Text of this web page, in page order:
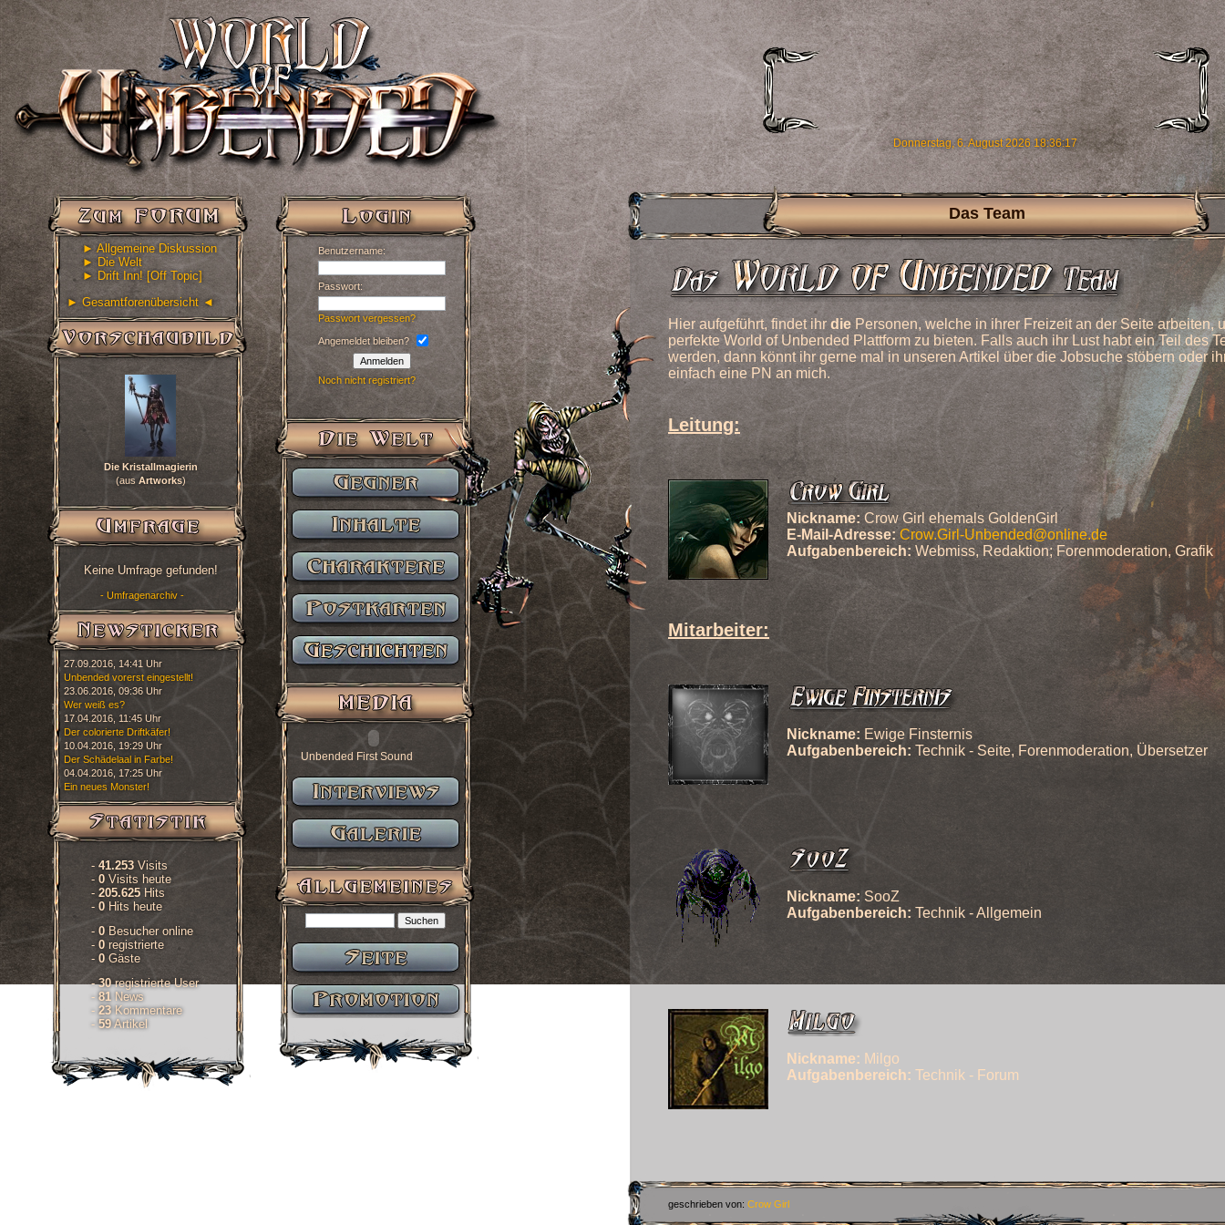
Donnerstag, 6. August 2026 18:36:18
► Allgemeine Diskussion
► Die Welt
► Drift Inn! [Off Topic]
► Gesamtforenübersicht ◄
Die Kristallmagierin
(aus Artworks)
Keine Umfrage gefunden!
- Umfragenarchiv -
27.09.2016, 14:41 Uhr
Unbended vorerst eingestellt!
23.06.2016, 09:36 Uhr
Wer weiß es?
17.04.2016, 11:45 Uhr
Der colorierte Driftkäfer!
10.04.2016, 19:29 Uhr
Der Schädelaal in Farbe!
04.04.2016, 17:25 Uhr
Ein neues Monster!
- 41.253 Visits
- 0 Visits heute
- 205.625 Hits
- 0 Hits heute
- 0 Besucher online
- 0 registrierte
- 0 Gäste
-30registrierte User
- 81 News
- 23 Kommentare
- 59Artikel
Benutzername:
Passwort:
Passwort vergessen?
Angemeldet bleiben?
Anmelden
Noch nicht registriert?
Unbended First Sound
Das Team
Hier aufgeführt, findet ihr die Personen, welche in ihrer Freizeit an der Seite arbeiten,
perfekte World of Unbended Plattform zu bieten. Falls auch ihr Lust habt ein Teil des
werden, dann könnt ihr gerne mal in unseren Artikel über die Jobsuche stöbern oder
einfach eine PN an mich.
Leitung:
Nickname: Crow Girl ehemals GoldenGirl
E-Mail-Adresse: Crow.Girl-Unbended@online.de
Aufgabenbereich:Webmiss, Redaktion; Forenmoderation, Grafik
Mitarbeiter:
Nickname: Ewige Finsternis
Aufgabenbereich: Technik - Seite, Forenmoderation, Übersetzer
Nickname: SooZ
Aufgabenbereich: Technik - Allgemein
Nickname: Milgo
Aufgabenbereich: Technik - Forum
geschrieben von: Crow Girl